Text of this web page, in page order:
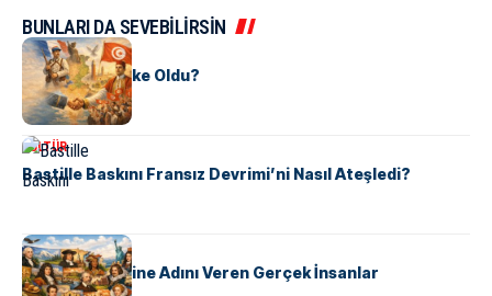
BUNLARI DA SEVEBİLİRSİN
KÜLTÜR
Tunus Nasıl Ülke Oldu?
KÜLTÜR
Bastille Baskını Fransız Devrimi’ni Nasıl Ateşledi?
KÜLTÜR
ABD Eyaletlerine Adını Veren Gerçek İnsanlar